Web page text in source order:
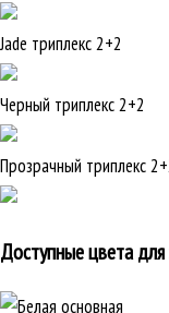
Jade триплекс 2+2
Черный триплекс 2+2
Прозрачный триплекс
Доступные цвета